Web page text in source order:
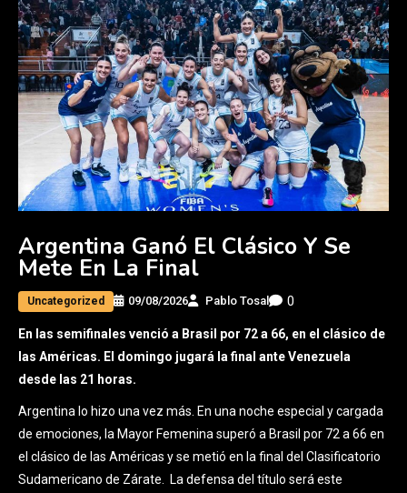
Argentina Ganó El Clásico Y Se
Mete En La Final
Uncategorized 09/08/2026 Pablo Tosal 0
En las semifinales venció a Brasil por 72 a 66, en el clásico de
las Américas. El domingo jugará la final ante Venezuela
desde las 21 horas.
Argentina lo hizo una vez más. En una noche especial y cargada
de emociones, la Mayor Femenina superó a Brasil por 72 a 66 en
el clásico de las Américas y se metió en la final del Clasificatorio
Sudamericano de Zárate. La defensa del título será este